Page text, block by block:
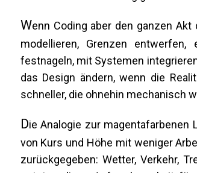
Wenn Coding aber den ganzen
modellieren, Grenzen
festnageln, mit Systemen
das Design ändern, wenn die
schneller, die ohnehin mechanisch
Die Analogie zur magentafarbenen
von Kurs und Höhe mit weniger
zurückgegeben: Wetter, Verkehr,